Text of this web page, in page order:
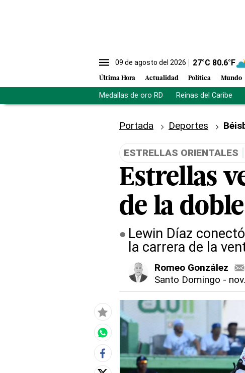
09 de agosto del 2026 27°C 80.6°F
Última Hora Actualidad Política Mundo
Medallas de oro RD Reinas del Caribe
Portada Deportes
ESTRELLAS ORIENTALES
Estrellas
de la
Lewin Díaz
la carrera de la
Romeo González
Santo Domingo -